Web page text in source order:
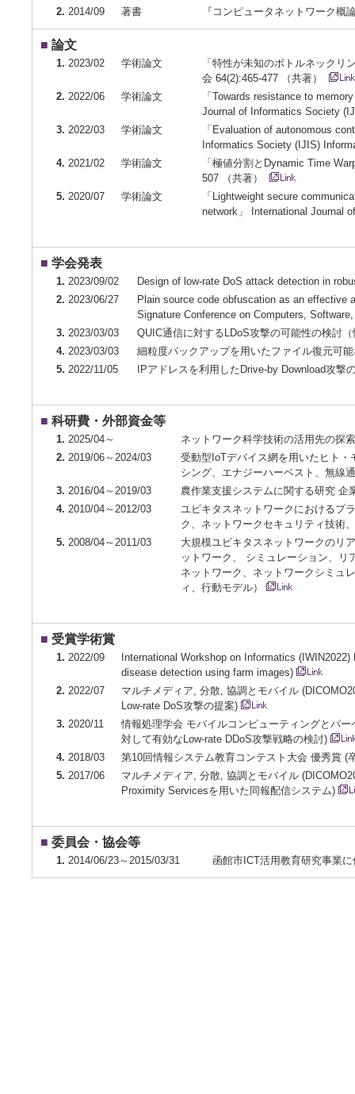
2. 2014/09 著書 『コンピュータネットワーク
■ 論文
1. 2023/02 学術論文
「特性が未知のボトルネック
会 64(2):465-477 （共著）
2. 2022/06 学術論文
「Towards resistance to
Journal of Informatics Society
3. 2022/03 学術論文
「Evaluation of autonomous
Informatics Society (IJIS)
4. 2021/02 学術論文
「極値分割とDynamic Time
507 （共著）
5. 2020/07 学術論文
「Lightweight secure
network」 International Journal
■ 学会発表
1. 2023/09/02
Design of low-rate DoS attack detection in
2. 2023/06/27
Plain source code obfuscation as an effective
Signature Conference on Computers,
3. 2023/03/03
QUIC通信に対するLDoS攻撃の可能性の検討
4. 2023/03/03
細粒度バックアップを用いたファイル復元可
5. 2022/11/05 IPアドレスを利用したDrive-by Download攻
■ 科研費・外部資金等
1. 2025/04～
ネットワーク科学技術の活用先の探
2. 2019/06～2024/03
受動型IoTデバイス網を用いたヒト
シング、エナジーハーベスト、無線
3. 2016/04～2019/03
農作業支援システムに関する研究 企
4. 2010/04～2012/03
ユビキタスネットワークにおけるプ
ク、ネットワークセキュリティ技術
5. 2008/04～2011/03
大規模ユビキタスネットワークのリ
ットワーク、 シミュレーション、
ネットワーク、ネットワークシミュ
ィ、行動モデル）
■ 受賞学術賞
1. 2022/09
International Workshop on Informatics
disease detection using farm images)
2. 2022/07
マルチメディア, 分散, 協調とモバイル
Low-rate DoS攻撃の提案)
3. 2020/11
情報処理学会 モバイルコンピューティングとパ
対して有効なLow-rate DDoS攻撃戦略の検討)
4. 2018/03
第10回情報システム教育コンテスト大会 優秀賞
5. 2017/06
マルチメディア, 分散, 協調とモバイル
Proximity Servicesを用いた同報配信システム)
■ 委員会・協会等
1. 2014/06/23～2015/03/31 函館市ICT活用教育研究事業